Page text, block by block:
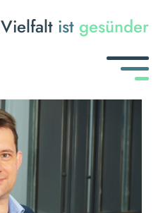
Vielfalt ist gesünder